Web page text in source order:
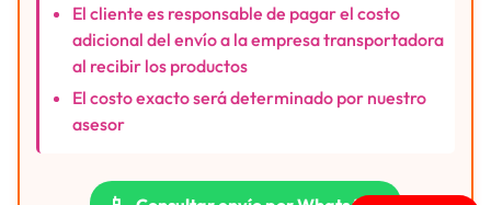
El cliente es responsable de pagar el costo
adicional del envío a la empresa transportadora
al recibir los productos
El costo exacto será determinado por nuestro
asesor